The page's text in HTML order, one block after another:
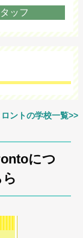
ッフ
ロントの学校一覧>>
につ